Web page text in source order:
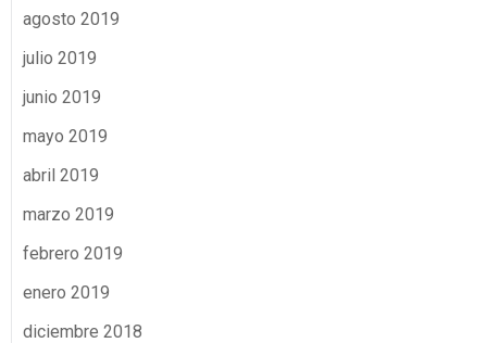
agosto 2019
julio 2019
junio 2019
mayo 2019
abril 2019
marzo 2019
febrero 2019
enero 2019
diciembre 2018